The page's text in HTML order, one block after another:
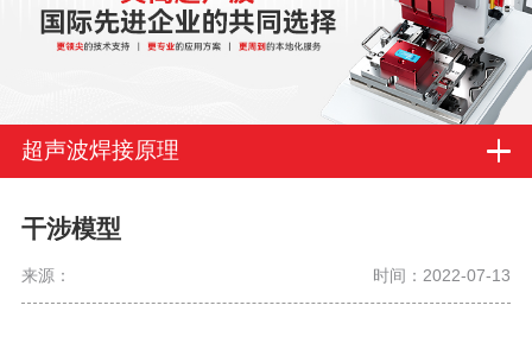
超声波焊接原理
干涉模型
来源： 时间：2022-07-13